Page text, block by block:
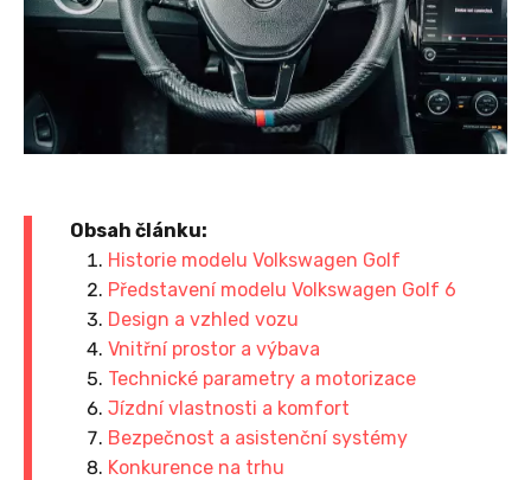
Obsah článku:
Historie modelu Volkswagen Golf
Představení modelu Volkswagen Golf 6
Design a vzhled vozu
Vnitřní prostor a výbava
Technické parametry a motorizace
Jízdní vlastnosti a komfort
Bezpečnost a asistenční systémy
Konkurence na trhu